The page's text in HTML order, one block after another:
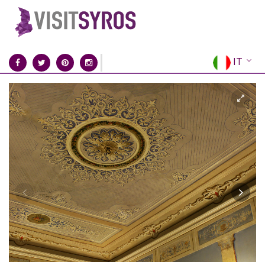
IT
EN
EL
FR
DE
ES
RU
CN